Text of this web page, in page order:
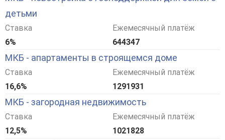
детьми
Ставка
6%
Ежемесячный платёж
644347
МКБ - апартаменты в строящемся доме
Ставка
16,6%
Ежемесячный платёж
1291931
МКБ - загородная недвижимость
Ставка
12,5%
Ежемесячный платёж
1021828